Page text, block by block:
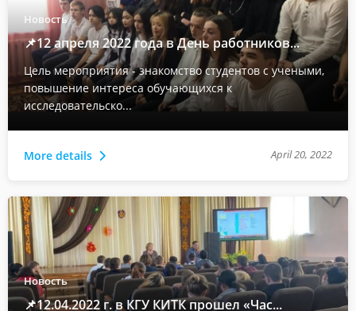
Новость
📌12 апреля 2022 года в День работников...
Цель мероприятия - знакомство студентов с учеными,
повышение интереса обучающихся к
исследовательско...
More details April 20, 2022
Новость
📌12.04.2022 г. в КГУ КИТК прошел «Час...